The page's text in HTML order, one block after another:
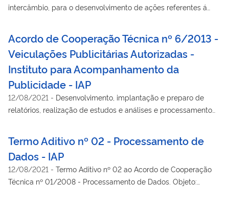
intercâmbio, para o desenvolvimento de ações referentes á
ABRAVÍDEO.
Acordo de Cooperação Técnica nº 6/2013 -
Veiculações Publicitárias Autorizadas -
Instituto para Acompanhamento da
Publicidade - IAP
12/08/2021 - Desenvolvimento, implantação e preparo de
relatórios, realização de estudos e análises e processamento
anunciantes do Poder Executivo federal. Vigência atual:
29/10/2013 a 28/10/2015
Termo Aditivo nº 02 - Processamento de
Dados - IAP
12/08/2021 - Termo Aditivo nº 02 ao Acordo de Cooperação
Técnica nº 01/2008 - Processamento de Dados. Objeto: